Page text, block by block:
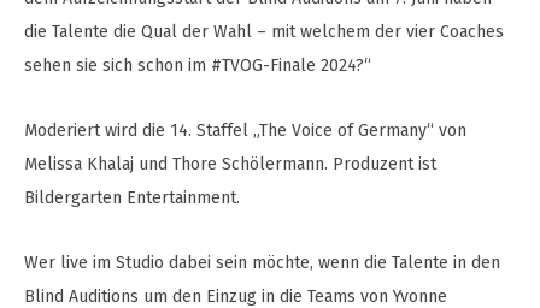
die Talente die Qual der Wahl – mit welchem der vier Coaches
sehen sie sich schon im #TVOG-Finale 2024?“
Moderiert wird die 14. Staffel „The Voice of Germany“ von
Melissa Khalaj und Thore Schölermann. Produzent ist
Bildergarten Entertainment.
Wer live im Studio dabei sein möchte, wenn die Talente in den
Blind Auditions um den Einzug in die Teams von Yvonne